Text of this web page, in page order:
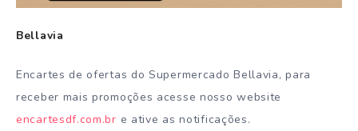
Bellavia
Encartes de ofertas do Supermercado Bellavia, para
receber mais promoções acesse nosso website
encartesdf.com.br e ative as notificações.